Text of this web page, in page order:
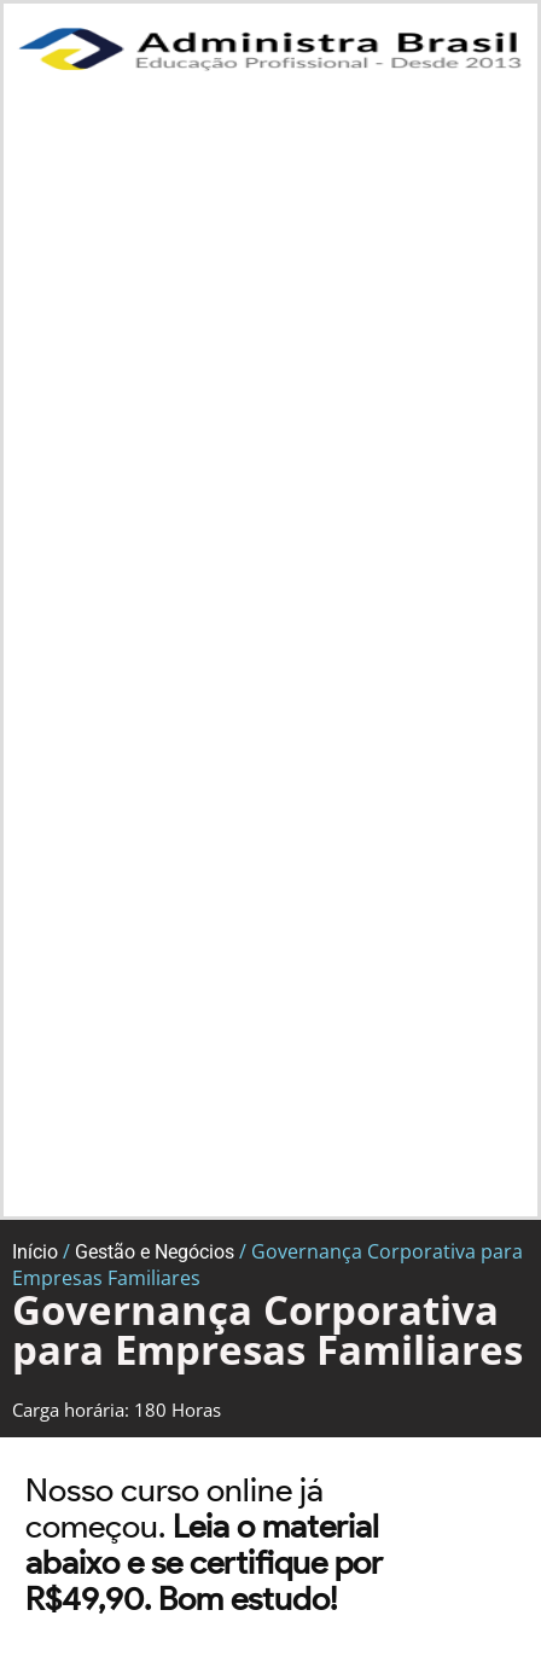
Início / Gestão e Negócios / Governança Corporativa para
Empresas Familiares
Governança Corporativa
para Empresas Familiares
Carga horária: 180 Horas
Nosso curso online já
começou. Leia o material
abaixo e se certifique por
R$49,90. Bom estudo!